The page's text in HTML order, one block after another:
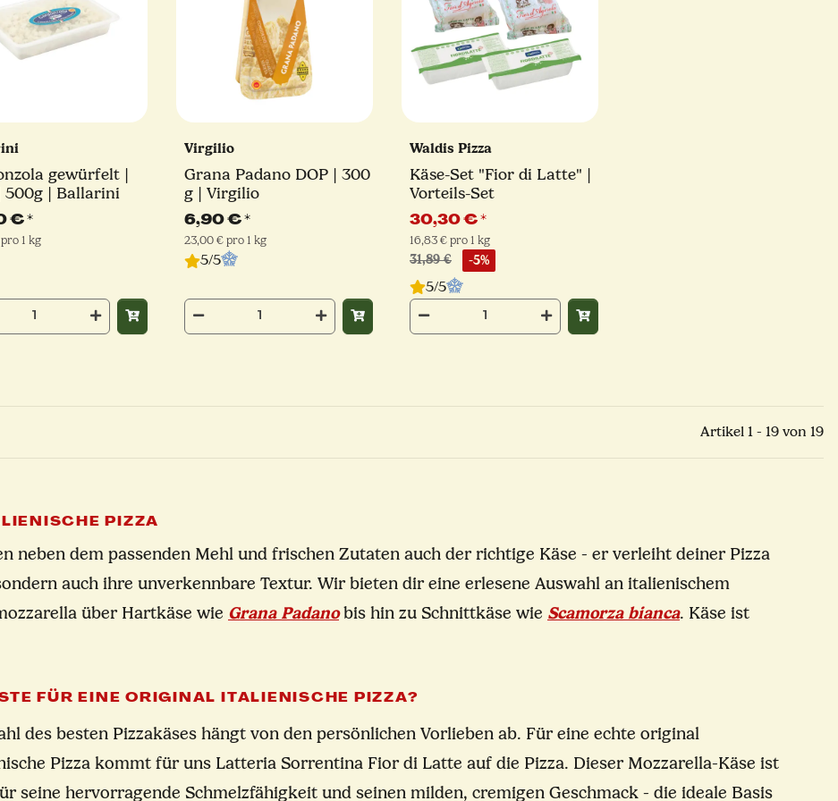
gewürfelt |
500g | Ballarini
€*
1 kg
Virgilio
Grana Padano DOP | 300
g | Virgilio
6,90 €*
23,00 € pro 1 kg
5/5
Waldis Pizza
Käse-Set "Fior di Latte" |
Vorteils-Set
30,30 €*
16,83 € pro 1 kg
31,89 € -5%
5/5
Artikel 1 - 19 von 19
PIZZA
neben dem passenden Mehl und frischen Zutaten auch der richtige Käse - er verleiht deiner Pizza
auch ihre unverkennbare Textur. Wir bieten dir eine erlesene Auswahl an italienischem
über Hartkäse wie Grana Padanobis hin zu Schnittkäse wie Scamorza bianca. Käse ist
FÜR EINE ORIGINAL ITALIENISCHE PIZZA?
des besten Pizzakäses hängt von den persönlichen Vorlieben ab. Für eine echte original
Pizza kommt für uns Latteria Sorrentina Fior di Latte auf die Pizza. Dieser Mozzarella-Käse ist
seine hervorragende Schmelzfähigkeit und seinen milden, cremigen Geschmack - die ideale Basis